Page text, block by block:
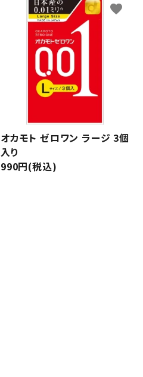
ピンク
オカモト ゼロワン ラージ 3個
入り
990円(税込)
favorite